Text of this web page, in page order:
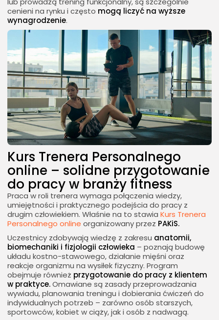
cenieni na rynku i często mogą liczyć na wyższe
wynagrodzenie.
Kurs Trenera Personalnego
online – solidne przygotowanie
do pracy w branży fitness
Praca w roli trenera wymaga połączenia wiedzy,
umiejętności i praktycznego podejścia do pracy z
drugim człowiekiem. Właśnie na to stawia Kurs Trenera
Personalnego online organizowany przez PAKiS.
Uczestnicy zdobywają wiedzę z zakresu anatomii,
biomechaniki i fizjologii człowieka – poznają budowę
układu kostno-stawowego, działanie mięśni oraz
reakcje organizmu na wysiłek fizyczny. Program
obejmuje również przygotowanie do pracy z klientem
w praktyce.Omawiane są zasady przeprowadzania
wywiadu, planowania treningu i dobierania ćwiczeń do
indywidualnych potrzeb – zarówno osób starszych,
sportowców, kobiet w ciąży, jak i osób z nadwagą.